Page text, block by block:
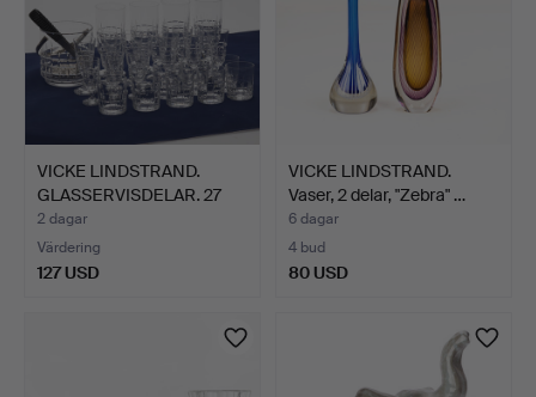
VICKE LINDSTRAND.
GLASSERVISDELAR. 27
dela…
2 dagar
Värdering
127 USD
VICKE LINDSTRAND.
Vaser, 2 delar, "Zebra" …
6 dagar
4 bud
80 USD